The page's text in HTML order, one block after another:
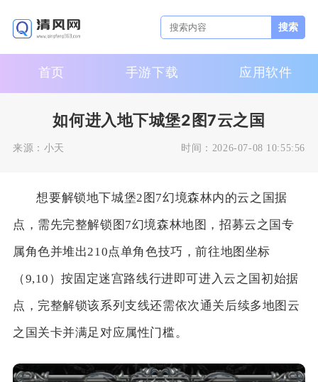
搜索
首页 手游下载 应用软件
如何进入地下城堡2图7云之国
来源： 小天 时间： 2026-07-08 10:55:56
想要解锁地下城堡2图7幻境森林内的云之国据
点，需先完整解锁图7幻境森林地图，招募云之国专
属角色并堆出210点单角色技巧，前往地图坐标
（9,10）按固定迷宫路线行进即可进入云之国初始据
点，完整解锁该系列支线还需依次通关后续多地图云
之国关卡并满足对应属性门槛。